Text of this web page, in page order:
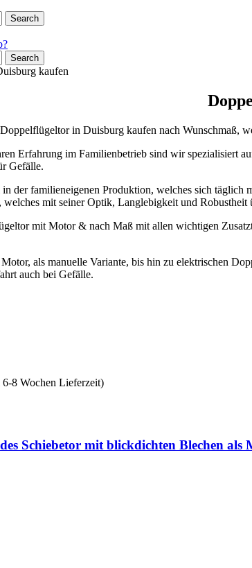
Search
Search
kaufen
in Duisburg kaufen nach Wunschmaß,
Erfahrung im Familienbetrieb sind wir spezialisiert
Gefälle.
der familieneigenen Produktion, welches sich
mit seiner Optik, Langlebigkeit und Robustheit
mit Motor & nach Maß mit allen wichtigen
als manuelle Variante, bis hin zu elektrischen
auch bei Gefälle.
8 Wochen Lieferzeit)
Schiebetor mit blickdichten Blechen